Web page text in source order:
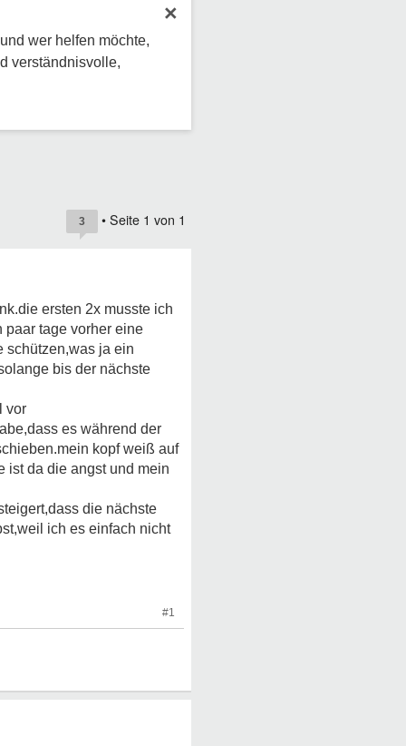
×
wer helfen möchte,
verständnisvolle,
3 • Seite 1 von 1
ersten 2x musste ich
paar tage vorher eine
schützen,was ja ein
bis der nächste
vor
es während der
kopf weiß auf
ist da die angst und mein
die nächste
ich es einfach nicht
#1